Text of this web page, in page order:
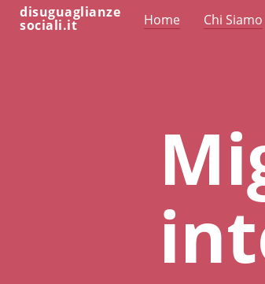
disuguaglianze
sociali.it Home Chi Siamo